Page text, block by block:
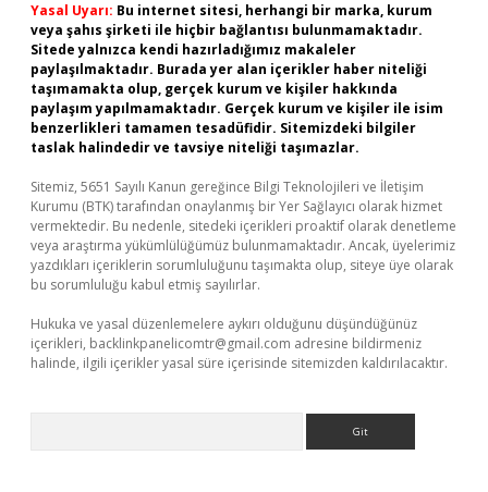
Yasal Uyarı: Bu internet sitesi, herhangi bir marka, kurum
veya şahıs şirketi ile hiçbir bağlantısı bulunmamaktadır.
Sitede yalnızca kendi hazırladığımız makaleler
paylaşılmaktadır. Burada yer alan içerikler haber niteliği
taşımamakta olup, gerçek kurum ve kişiler hakkında
paylaşım yapılmamaktadır. Gerçek kurum ve kişiler ile isim
benzerlikleri tamamen tesadüfidir. Sitemizdeki bilgiler
taslak halindedir ve tavsiye niteliği taşımazlar.
Sitemiz, 5651 Sayılı Kanun gereğince Bilgi Teknolojileri ve İletişim
Kurumu (BTK) tarafından onaylanmış bir Yer Sağlayıcı olarak hizmet
vermektedir. Bu nedenle, sitedeki içerikleri proaktif olarak denetleme
veya araştırma yükümlülüğümüz bulunmamaktadır. Ancak, üyelerimiz
yazdıkları içeriklerin sorumluluğunu taşımakta olup, siteye üye olarak
bu sorumluluğu kabul etmiş sayılırlar.
Hukuka ve yasal düzenlemelere aykırı olduğunu düşündüğünüz
içerikleri, backlinkpanelicomtr@gmail.com adresine bildirmeniz
halinde, ilgili içerikler yasal süre içerisinde sitemizden kaldırılacaktır.